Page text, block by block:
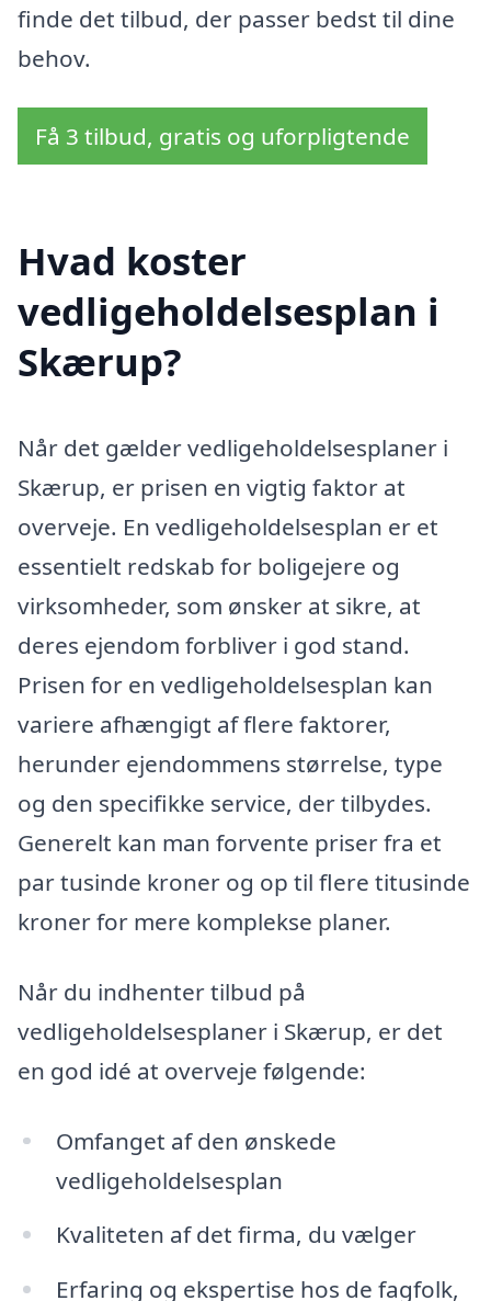
finde det tilbud, der passer bedst til dine
behov.
Få 3 tilbud, gratis og uforpligtende
Hvad koster
vedligeholdelsesplan i
Skærup?
Når det gælder vedligeholdelsesplaner i
Skærup, er prisen en vigtig faktor at
overveje. En vedligeholdelsesplan er et
essentielt redskab for boligejere og
virksomheder, som ønsker at sikre, at
deres ejendom forbliver i god stand.
Prisen for en vedligeholdelsesplan kan
variere afhængigt af flere faktorer,
herunder ejendommens størrelse, type
og den specifikke service, der tilbydes.
Generelt kan man forvente priser fra et
par tusinde kroner og op til flere titusinde
kroner for mere komplekse planer.
Når du indhenter tilbud på
vedligeholdelsesplaner i Skærup, er det
en god idé at overveje følgende:
Omfanget af den ønskede
vedligeholdelsesplan
Kvaliteten af det firma, du vælger
Erfaring og ekspertise hos de fagfolk,